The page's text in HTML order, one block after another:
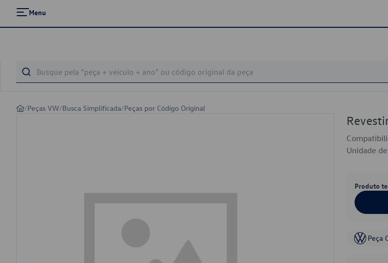
Menu
/Peças VW/Busca Simplificada/Peças por Código Original
Unidade
Produto
Peça